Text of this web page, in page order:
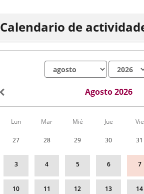
Calendario de
Agosto 2026
Calendario
correspondiente
agosto
Lun Mar Mié Jue Vie
27 28 29 30 31
3 4 5 6 7
10 11 12 13 14